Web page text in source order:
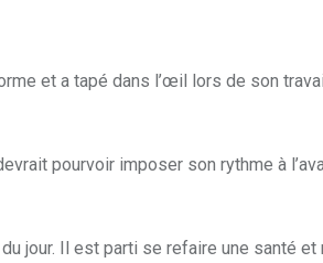
et a tapé dans l’œil lors de son
pourvoir imposer son rythme à
jour. Il est parti se refaire une santé et